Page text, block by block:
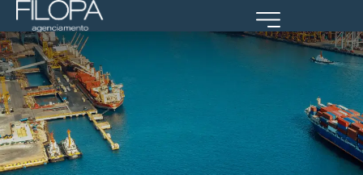
Portal Cliente